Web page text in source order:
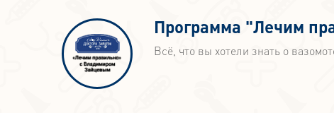
Программа "Лечим
Всё, что вы хотели знать о